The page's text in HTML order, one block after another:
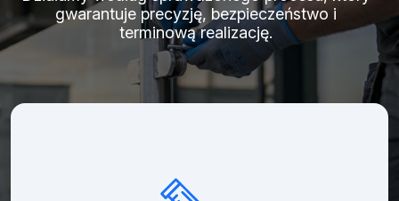
gwarantuje precyzję, bezpieczeństwo i
terminową realizację.